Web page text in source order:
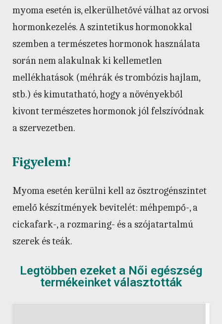
myoma esetén is, elkerülhetővé válhat az orvosi
hormonkezelés. A szintetikus hormonokkal
szemben a természetes hormonok használata
során nem alakulnak ki kellemetlen
mellékhatások (méhrák és trombózis hajlam,
stb.) és kimutatható, hogy a növényekből
kivont természetes hormonok jól felszívódnak
a szervezetben.
Figyelem!
Myoma esetén kerülni kell az ösztrogénszintet
emelő készítmények bevitelét: méhpempő-, a
cickafark-, a rozmaring- és a szójatartalmú
szerek és teák.
Legtöbben ezeket a Női egészség
termékeinket választották